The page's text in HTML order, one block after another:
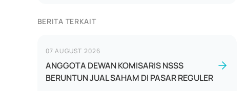
BERITA TERKAIT
07 AUGUST 2026
ANGGOTA DEWAN KOMISARIS NSSS
BERUNTUN JUAL SAHAM DI PASAR REGULER